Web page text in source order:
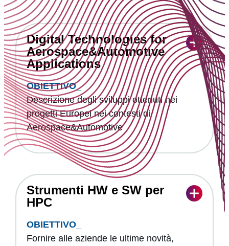
PROGETTO
SERVIZI
ACCESS DESK
Digital Technologies for
Aerospace&Automotive
Applications
OBIETTIVO_
Descrizione degli sviluppi ottenuti nei
progetti Europei nei contesti di
Aerospace&Automotive
Strumenti HW e SW per
HPC
OBIETTIVO_
Fornire alle aziende le ultime novità,